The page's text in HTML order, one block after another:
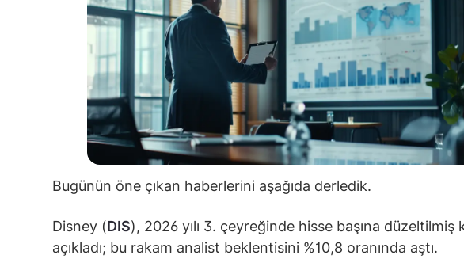
Bugünün öne çıkan haberlerini aşağıda derledik.
Disney (DIS), 2026 yılı 3. çeyreğinde hisse başına düzeltilmiş
açıkladı; bu rakam analist beklentisini %10,8 oranında aştı.